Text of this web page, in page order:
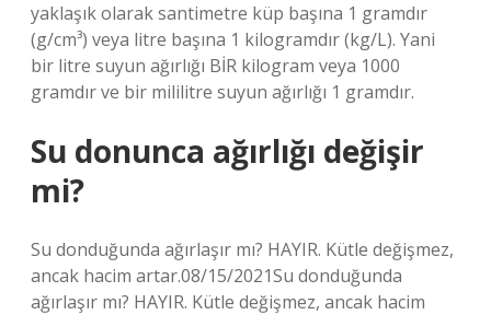
yaklaşık olarak santimetre küp başına 1 gramdır
(g/cm³) veya litre başına 1 kilogramdır (kg/L). Yani
bir litre suyun ağırlığı BİR kilogram veya 1000
gramdır ve bir mililitre suyun ağırlığı 1 gramdır.
Su donunca ağırlığı değişir
mi?
Su donduğunda ağırlaşır mı? HAYIR. Kütle değişmez,
ancak hacim artar.08/15/2021Su donduğunda
ağırlaşır mı? HAYIR. Kütle değişmez, ancak hacim